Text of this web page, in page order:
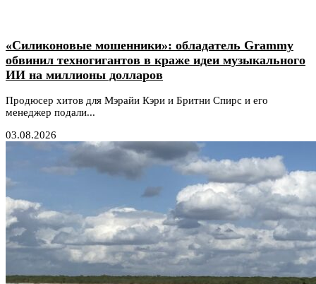
«Силиконовые мошенники»: обладатель Grammy
обвинил техногигантов в краже идеи музыкального
ИИ на миллионы долларов
Продюсер хитов для Мэрайи Кэри и Бритни Спирс и его
менеджер подали...
03.08.2026